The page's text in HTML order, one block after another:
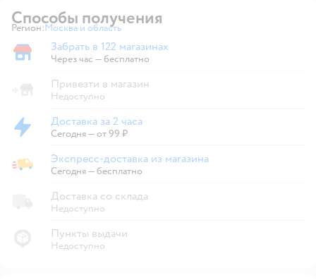
Способы получения
Регион: Выбор адреса доставки.
Москва и область
Забрать в магазине
Забрать в 122 магазинах
Через час — бесплатно
Привезти в магазин
Недоступно
Доставка за 2 часа
Доставка за 2 часа
Сегодня—от 99 ₽
Экспресс-доставка из магазина
Экспресс-доставка из магазина
Сегодня—бесплатно
Доставка со склада
Недоступно
Пункты выдачи
Недоступно